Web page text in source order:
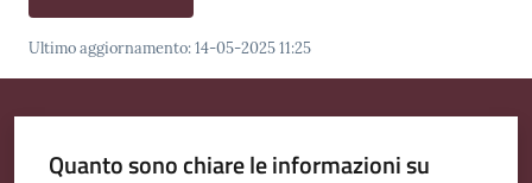
i
s
m
Ultimo aggiornamento:14-05-2025 11:25
Quanto sono chiare le informazioni su